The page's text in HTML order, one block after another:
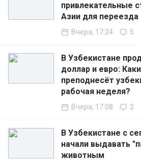
привлекательные
Азии для переезда
Вчера, 17:24 5
В Узбекистане
доллар и евро:
преподнесёт
рабочая неделя?
Вчера, 17:08 2
В Узбекистане с
начали выдавать
животным